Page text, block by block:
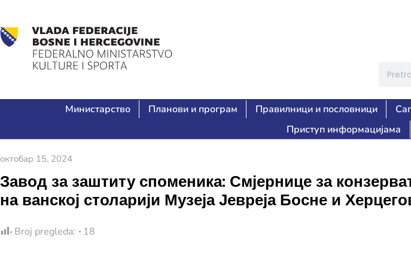
Министарство Планови и програм Правилници и пословници
Приступ информацијама
октобар 15, 2024
Завод за заштиту споменика: Смјернице за
на ванској столарији Музеја Јевреја Босне и
Broj pregleda: 18